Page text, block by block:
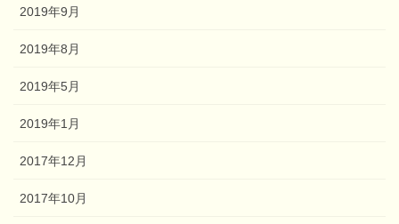
2019年9月
2019年8月
2019年5月
2019年1月
2017年12月
2017年10月